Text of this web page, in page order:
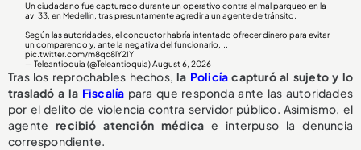
Un ciudadano fue capturado durante un operativo contra el mal parqueo en la
av. 33, en Medellín, tras presuntamente agredir a un agente de tránsito.
Según las autoridades, el conductor habría intentado ofrecer dinero para evitar
un comparendo y, ante la negativa del funcionario,...
pic.twitter.com/m8qc8lY2IY
— Teleantioquia (@Teleantioquia)August 6, 2026
Tras los reprochables hechos,la Policía capturó al sujeto y lo
trasladó a la Fiscalía para que responda ante las autoridades
por el delito de violencia contra servidor público. Asimismo, el
agenterecibió atención médica e interpuso la denuncia
correspondiente.